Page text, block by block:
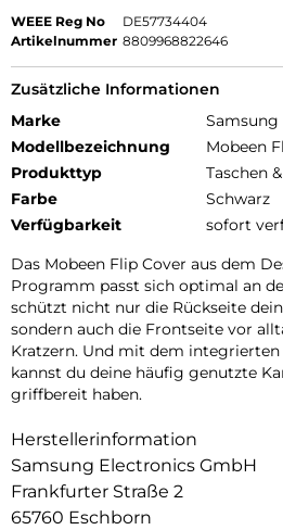
WEEE Reg No
DE57734404
Artikelnummer 8809968822646
Zusätzliche Informationen
Marke
Samsung
Modellbezeichnung
Mobeen
Produkttyp
Taschen
Farbe
Schwarz
Verfügbarkeit
sofort
Das Mobeen Flip Cover aus dem
Programm passt sich optimal an
schützt nicht nur die Rückseite
sondern auch die Frontseite vor
Kratzern. Und mit dem
kannst du deine häufig genutzte
griffbereit haben.
Herstellerinformation
Samsung Electronics GmbH
Frankfurter Straße 2
65760 Eschborn